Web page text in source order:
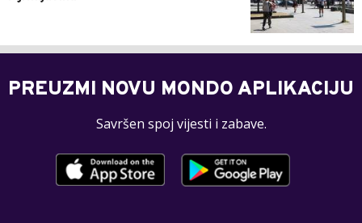
PREUZMI NOVU MONDO APLIKACIJU
Savršen spoj vijesti i zabave.